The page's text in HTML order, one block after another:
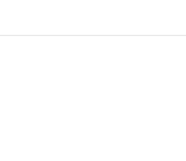
上）